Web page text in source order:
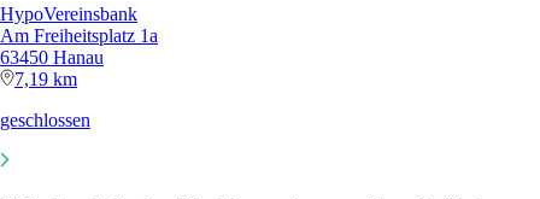
HypoVereinsbank
Am Freiheitsplatz 1a
63450 Hanau
7,19 km
geschlossen